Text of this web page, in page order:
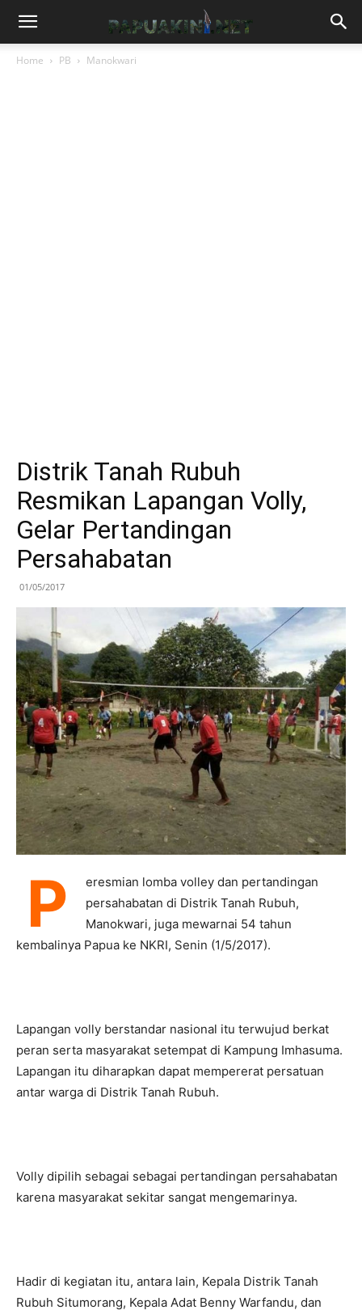
Home PB Manokwari
Distrik Tanah Rubuh
Resmikan Lapangan Volly,
Gelar Pertandingan
Persahabatan
01/05/2017
P
eresmian lomba volley dan pertandingan
persahabatan di Distrik Tanah Rubuh,
Manokwari, juga mewarnai 54 tahun
kembalinya Papua ke NKRI, Senin (1/5/2017).
Lapangan volly berstandar nasional itu terwujud berkat
peran serta masyarakat setempat di Kampung Imhasuma.
Lapangan itu diharapkan dapat mempererat persatuan
antar warga di Distrik Tanah Rubuh.
Volly dipilih sebagai sebagai pertandingan persahabatan
karena masyarakat sekitar sangat mengemarinya.
Hadir di kegiatan itu, antara lain, Kepala Distrik Tanah
Rubuh Situmorang, Kepala Adat Benny Warfandu, dan